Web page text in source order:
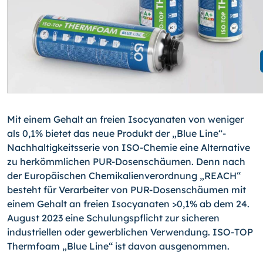
Mit einem Gehalt an freien Isocyanaten von weniger
als 0,1% bietet das neue Produkt der „Blue Line“-
Nachhaltigkeitsserie von ISO-Chemie eine Alternative
zu herkömmlichen PUR-Dosenschäumen. Denn nach
der Europäischen Chemikalienverordnung „REACH“
besteht für Verarbeiter von PUR-Dosenschäumen mit
einem Gehalt an freien Isocyanaten >0,1% ab dem 24.
August 2023 eine Schulungspflicht zur sicheren
industriellen oder gewerblichen Verwendung. ISO-TOP
Thermfoam „Blue Line“ ist davon ausgenommen.